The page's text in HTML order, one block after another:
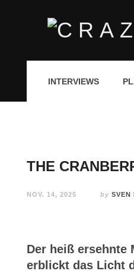
INTERVIEWS
THE
NOV. 14, 2025 by SVEN
Der heiß ersehnte
erblickt das Licht